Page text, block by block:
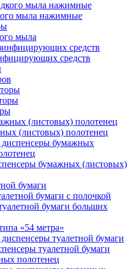
мыла нажимные
мыла
средств
(листовых) полотенец
бумажных
бумажных (листовых)
бумаги
бумаги с полочкой
бумаги больших
«54 метра»
туалетной бумаги
туалетной бумаги
полотенец